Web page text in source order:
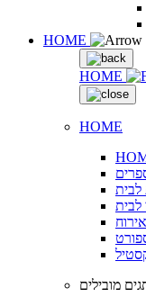
HOME
HOME
HOME
לבית
לבית
אירוח
מובילים